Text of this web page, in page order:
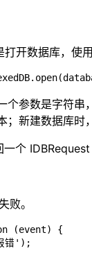
开数据库，使用
个参数是字符
；新建数据库时
一个
败。
(event) {
错');